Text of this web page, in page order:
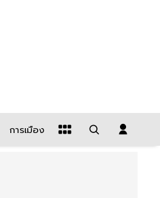
การเมือง